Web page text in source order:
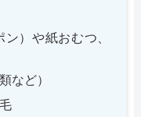
）や紙おむつ、
など）